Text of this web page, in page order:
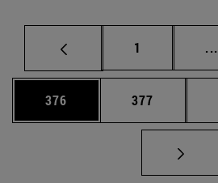
Página
1 ...
Página
376 Página
377